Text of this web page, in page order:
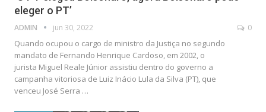
eleger o PT’
ADMIN jun 30, 2022 0
Quando ocupou o cargo de ministro da Justiça no segundo
mandato de Fernando Henrique Cardoso, em 2002, o
jurista Miguel Reale Júnior assistiu dentro do governo a
campanha vitoriosa de Luiz Inácio Lula da Silva (PT), que
venceu José Serra …